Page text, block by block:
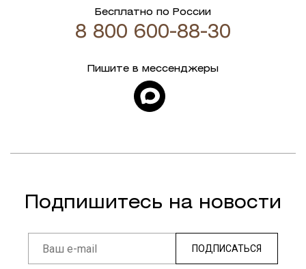
Бесплатно по России
8 800 600-88-30
Пишите в мессенджеры
Подпишитесь на новости
ПОДПИСАТЬСЯ